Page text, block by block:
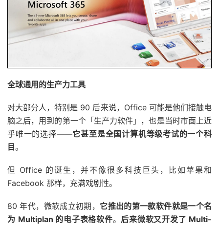
全球通用的生产力工具
对大部分人，特别是 90 后来说，Office 可能是他们接触电
脑之后，用到的第一个「生产力软件」，也是当时市面上近
乎唯一的选择——它甚至是全国计算机等级考试的一个科
目。
但 Office 的诞生，并不像很多科技巨头，比如苹果和
Facebook 那样，充满戏剧性。
80 年代，微软成立初期， 它推出的第一款软件就是一个名
为 Multiplan 的电子表格软件。 后来微软又开发了 Multi-